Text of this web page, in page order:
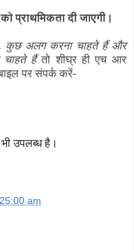
प्राथमिकता दी जाएगी।
, कुछ अलग करना चाहते हैं और
चाहते हैंतो शीघ्र ही एच आर
पर संपर्क करें-
उपलब्ध है।
am